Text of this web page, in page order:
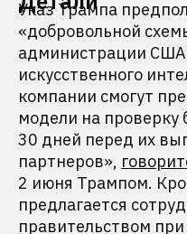
Указ Трампа
«добровольной
администрации США
искусственного
компании смогут
модели на проверку
30 дней перед их
партнеров»,
2 июня Трампом.
предлагается
правительством